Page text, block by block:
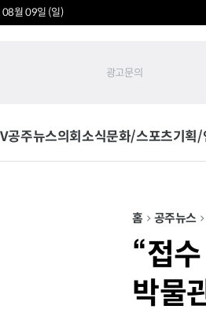
월 09일 (일)
광고문의
공주뉴스의회소식문화/스포츠기획/
홈 공주뉴스
“접
박물